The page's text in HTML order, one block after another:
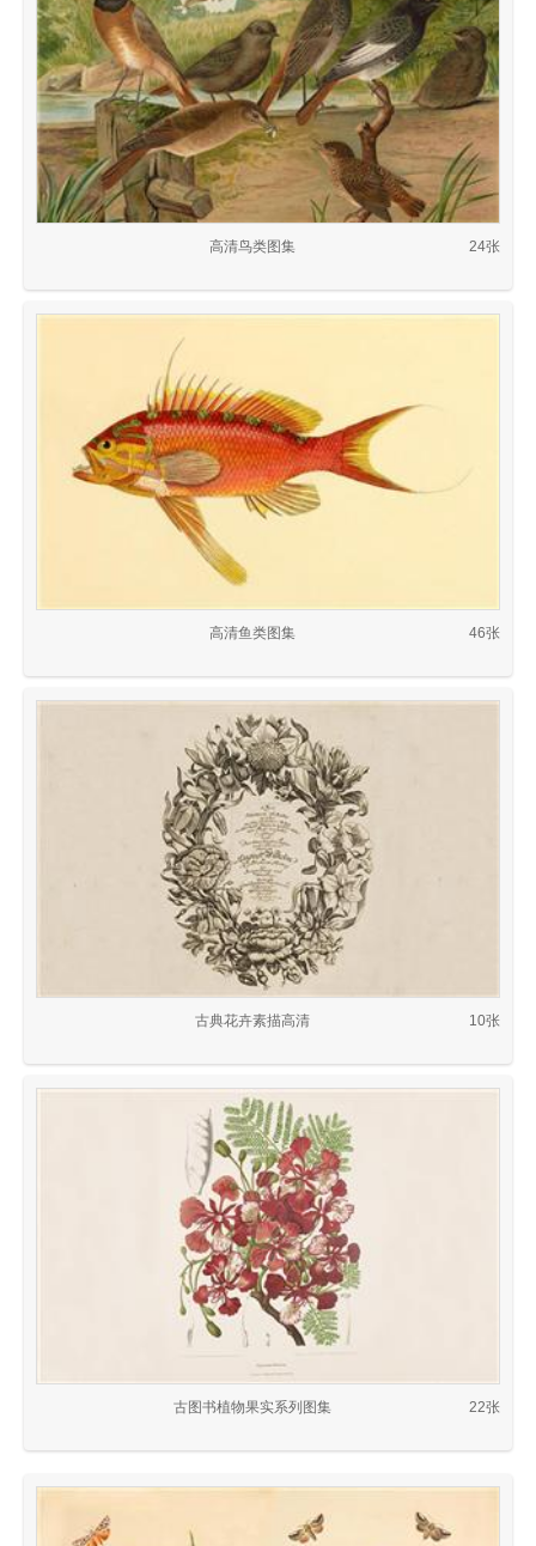
高清鸟类图集 24张
高清鱼类图集 46张
古典花卉素描高清 10张
古图书植物果实系列图集 22张